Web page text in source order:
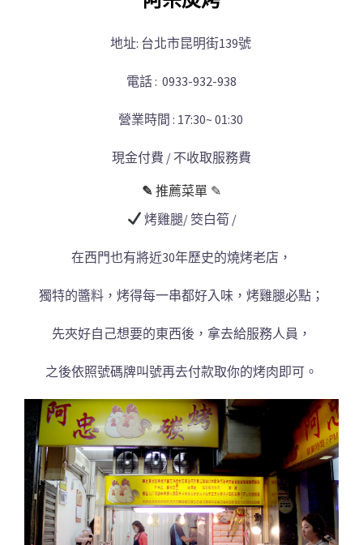
地址: 台北市昆明街139號
電話 : 0933-932-938
營業時間 : 17:30~ 01:30
現金付費 / 不收取服務費
✎ 推薦菜單 ✎
烤雞腿/ 筊白筍 /
在西門也有將近30年歷史的燒烤老店，
獨特的醬料，烤得每一串都好入味，烤雞腿必點；
先夾好自己想要的東西後，拿去給服務人員，
之後依照號碼牌叫號再去付款取你的烤肉即可。